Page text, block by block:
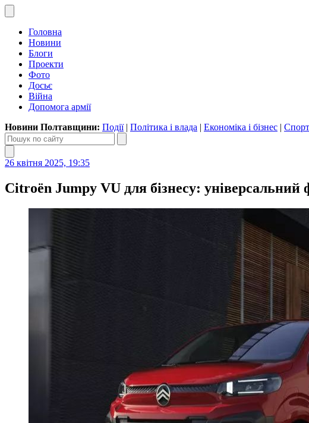
Головна
Новини
Блоги
Проекти
Фото
Досьє
Війна
Допомога армії
Новини Полтавщини: Події| Політика і влада | Економіка і бізнес | Спорт
26 квітня 2025, 19:35
Citroën Jumpy VU для бізнесу: універсальний